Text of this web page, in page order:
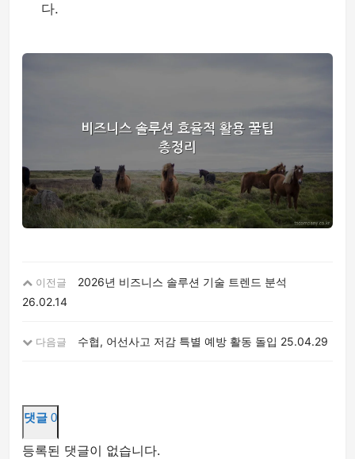
다.
이전글
2026년 비즈니스 솔루션 기술 트렌드 분석
26.02.14
다음글 수협, 어선사고 저감 특별 예방 활동 돌입 25.04.29
댓글 0
등록된 댓글이 없습니다.